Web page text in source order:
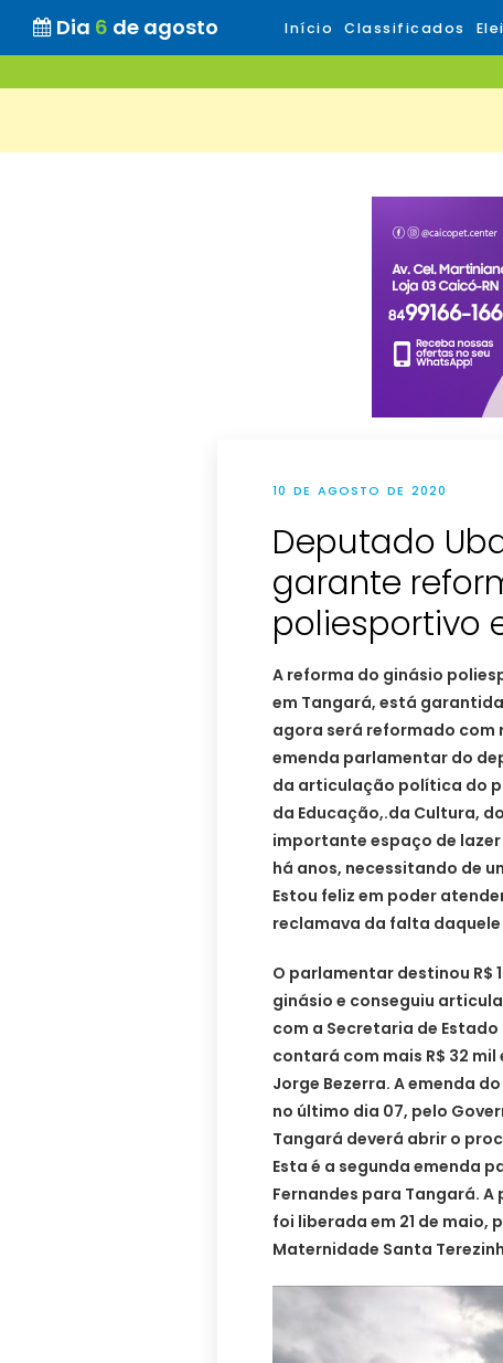
Dia 6 de agosto Início Classificados
10 DE AGOSTO DE 2020
Deputado
garante
poliesportivo
A reforma do ginásio
em Tangará, está
agora será reformado
emenda parlamentar do
da articulação política do
da Educação,.da Cultura,
importante espaço de
há anos, necessitando de
Estou feliz em poder
reclamava da falta
O parlamentar destinou R$
ginásio e conseguiu
com a Secretaria de
contará com mais R$ 32
Jorge Bezerra. A emenda
no último dia 07, pelo
Tangará deverá abrir o
Esta é a segunda emenda
Fernandes para Tangará. A
foi liberada em 21 de
Maternidade Santa